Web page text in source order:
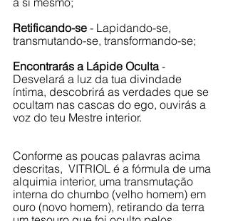
Retificando-se - Lapidando-se,
transmutando-se, transformando-se;
Encontrarás a Lápide Oculta -
Desvelará a luz da tua divindade
íntima, descobrirá as verdades que se
ocultam nas cascas do ego, ouvirás a
voz do teu Mestre interior.
Conforme as poucas palavras acima
descritas,  VITRIOL é a fórmula de uma
alquimia interior, uma transmutação
interna do chumbo (velho homem) em
ouro (novo homem), retirando da terra